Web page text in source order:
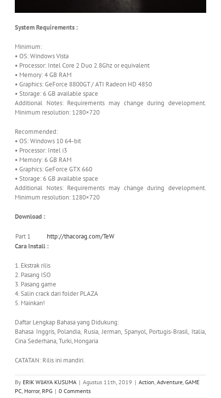
System Requirements :
Minimum:
• OS: Windows Vista
• Processor: Intel Core 2 Duo 2.8Ghz or equivalent
• Memory: 4 GB RAM
• Graphics: GeForce 8800GT / ATI Radeon HD 4850
• Storage: 6 GB available space
Additional Notes: Requirements may change during development.
Minimum resolution: 1280×720
Recommended:
• OS: Windows 10 64-bit
• Processor: Intel i3
• Memory: 6 GB RAM
• Graphics: GeForce GTX 660
• Storage: 6 GB available space
Additional Notes: Requirements may change during development.
Minimum resolution: 1280×720
Download :
Part 1
http://thacorag.com/TeW
Cara Install :
1. Ekstrak rilis
2. Pasang ISO
3. Pasang game
4. Salin crack dari folder PLAZA
5. Mainkan!
Daftar Lengkap Bahasa yang Didukung:
Bahasa Inggris, Polandia, Rusia, Jerman, Spanyol, Portugis-Brasil, Italia,
Cina Sederhana, Turki, Hongaria
CATATAN: Rilis ini mandiri.
By ERIK WIJAYA KUSUMA | Agustus 11th, 2019 | Action, Adventure, GAME
PC, Horror, RPG | 0 Comments